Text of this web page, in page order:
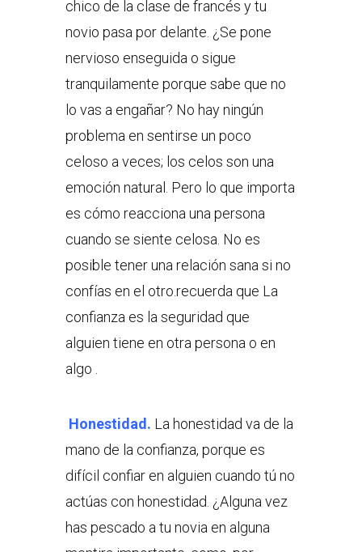
chico de la clase de francés y tu
novio pasa por delante. ¿Se pone
nervioso enseguida o sigue
tranquilamente porque sabe que no
lo vas a engañar? No hay ningún
problema en sentirse un poco
celoso a veces; los celos son una
emoción natural. Pero lo que importa
es cómo reacciona una persona
cuando se siente celosa. No es
posible tener una relación sana si no
confías en el otro.recuerda que La
confianza es la seguridad que
alguien tiene en otra persona o en
algo .
Honestidad. La honestidad va de la
mano de la confianza, porque es
difícil confiar en alguien cuando tú no
actúas con honestidad. ¿Alguna vez
has pescado a tu novia en alguna